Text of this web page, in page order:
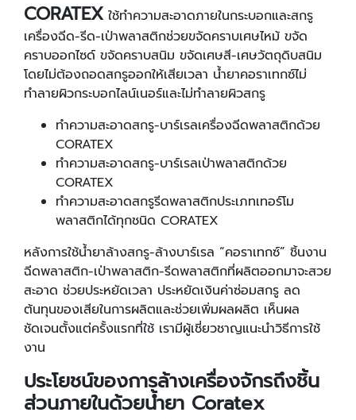
CORATEX ใช้ทำความสะอาดภายในกระบอกและสกรู
เครื่องฉีด-รีด-เป่าพลาสติกช่วยขจัดคราบเศษไหม้ ขจัด
คราบออกไซด์ ขจัดคราบสนิม ขจัดเศษสี-เศษวัตถุดิบสนิม
โดยไม่ต้องถอดสกรูออกให้เสียเวลา น้ำยาคอราเทกซ์ไม่
ทำลายผิวกระบอกไลน์เนอร์และไม่ทำลายผิวสกรู
ทำความสะอาดสกรู-บาร์เรลเครื่องฉีดพลาสติกด้วย
CORATEX
ทำความสะอาดสกรู-บาร์เรลเป่าพลาสติกด้วย
CORATEX
ทำความสะอาดสกรูรีดพลาสติกประเภทเทอร์โม
พลาสติกได้ทุกชนิด CORATEX
หลังการใช้น้ำยาล้างสกรู-ล้างบาร์เรล “คอราเทกซ์” ชิ้นงาน
ฉีดพลาสติก-เป่าพลาสติก-รีดพลาสติกที่ผลิตออกมาจะสวย
สะอาด ช่วยประหยัดเวลา ประหยัดเงินค่าซ่อมสกรู ลด
ต้นทุนของเสียในการผลิตและช่วยเพิ่มผลผลิต เห็นผล
ชัดเจนตั้งแต่ครั้งแรกที่ใช้ เรามีผู้เชี่ยวชาญแนะนำวิธีการใช้
งาน
ประโยชน์ของการล้างเครื่องจักรถึงชิ้น
ส่วนภายในด้วยน้ำยา Coratex